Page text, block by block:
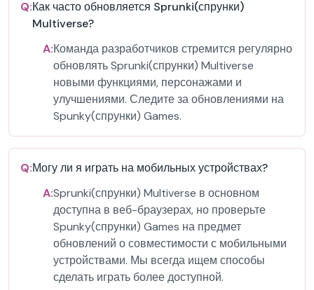
Q:Как часто обновляется Sprunki(спрунки)
Multiverse?
A:Команда разработчиков стремится регулярно
обновлять Sprunki(спрунки) Multiverse
новыми функциями, персонажами и
улучшениями. Следите за обновлениями на
Spunky(спрунки) Games.
Q:Могу ли я играть на мобильных устройствах?
A:Sprunki(спрунки) Multiverse в основном
доступна в веб-браузерах, но проверьте
Spunky(спрунки) Games на предмет
обновлений о совместимости с мобильными
устройствами. Мы всегда ищем способы
сделать играть более доступной.